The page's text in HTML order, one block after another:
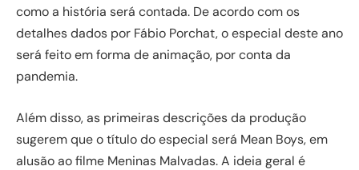
como a história será contada. De acordo com os
detalhes dados por Fábio Porchat, o especial deste ano
será feito em forma de animação, por conta da
pandemia.
Além disso, as primeiras descrições da produção
sugerem que o título do especial será Mean Boys, em
alusão ao filme Meninas Malvadas. A ideia geral é